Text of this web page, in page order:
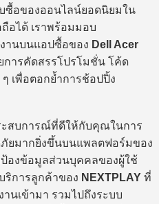
ซื้อของออนไลน์ยอดนิยมใน
อได้ เราพร้อมมอบ
านบนแอปซื้อของ Dell Acer
การคัดสรรโปรโมชั่น โค้ด
เพื่อตอกย้ำการช้อปปิ้ง
สบการณ์ที่ดีให้กับคุณในการ
ยมากยิ่งขึ้นบนแพลตฟอร์มของ
ป้องข้อมูลส่วนบุคคลของผู้ใช้
ริการลูกค้าของ NEXTPLAY ที่
นเข้ามา รวมไปถึงระบบ